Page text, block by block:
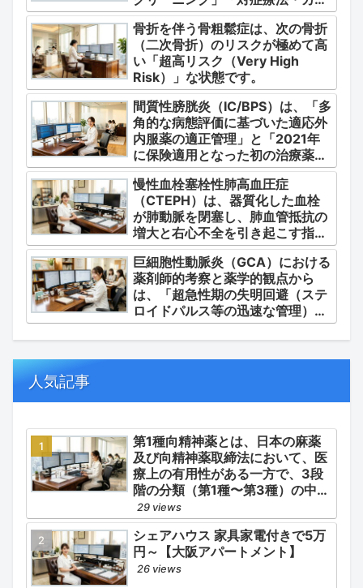
テル療法の適正使用」「画期的な
新薬・DDSの動向」の3つの軸か
ら整理します。
骨折を伴う骨粗鬆症は、次の骨折
（二次骨折）のリスクが極めて高
い「超高リスク（Very High
Risk）」な状態です。
間質性膀胱炎（IC/BPS）は、「多
角的な病態評価に基づいた適応外
内服薬の適正管理」と「2021年
に保険適用となった初の治療薬で
あるジメチルスルホキシド
（DMSO）の安全かつ確実な調
剤・運用」に集約されます。
慢性血栓塞栓性肺高血圧症
（CTEPH）は、器質化した血栓
が肺動脈を閉塞し、肺血管抵抗の
増大と右心不全を引き起こす指定
難病（第4群肺高血圧症）です。
巨細胞性動脈炎（GCA）における
薬剤師的考察と薬学的観点から
は、「超急性期の失明回避（ステ
ロイドパルス等の迅速な管理）」
「再燃防止とステロイドの最小化
（トシリズマブやウパダシチニブ
の適正使用）」「長期ステロイド
人気記事
第1種向精神薬とは、日本の麻薬
及び向精神薬取締法において、医
療上の有用性がある一方で、3段
階の分類（第1種〜第3種）の中で
最も医療用としての濫用の危険性
が高く、有害作用が強いとされる
医薬品です。
29 views
シェアハウス 家具家電付きで5万
円～【大阪アパートメント】
26 views